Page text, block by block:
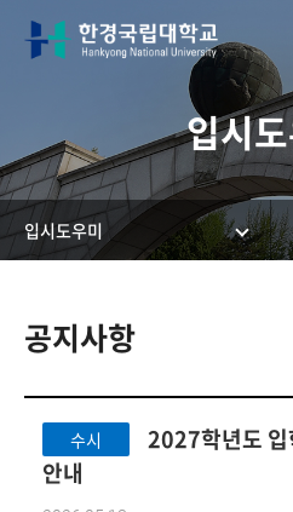
한경국립대학교 입학안내
입시
입시도우미
공지사항
수시
2027학년도 입
안내